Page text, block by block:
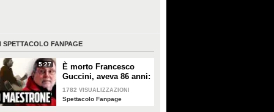
SPETTACOLO FANPAGE
5:27
È morto Francesco
Guccini, aveva 86 anni:
è stato uno dei
cantautori più
1782 VISUALIZZAZIONI
Spettacolo Fanpage